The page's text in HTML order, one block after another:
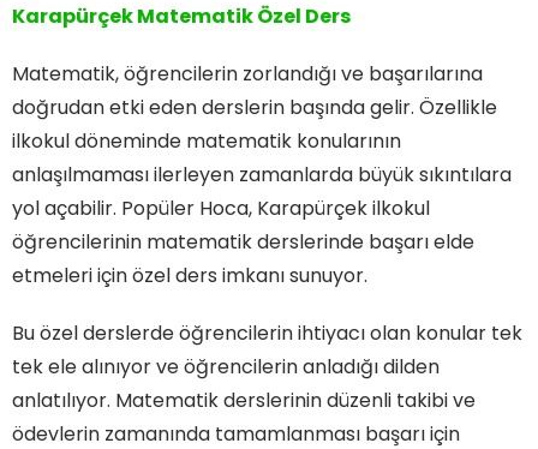
Karapürçek Matematik Özel Ders
Matematik, öğrencilerin zorlandığı ve başarılarına
doğrudan etki eden derslerin başında gelir. Özellikle
ilkokul döneminde matematik konularının
anlaşılmaması ilerleyen zamanlarda büyük sıkıntılara
yol açabilir. Popüler Hoca, Karapürçek ilkokul
öğrencilerinin matematik derslerinde başarı elde
etmeleri için özel ders imkanı sunuyor.
Bu özel derslerde öğrencilerin ihtiyacı olan konular tek
tek ele alınıyor ve öğrencilerin anladığı dilden
anlatılıyor. Matematik derslerinin düzenli takibi ve
ödevlerin zamanında tamamlanması başarı için